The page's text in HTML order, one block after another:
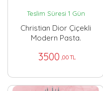
Teslim Süresi 1 Gün
Christian Dior Çiçekli
Modern Pasta.
3500 ,00 TL